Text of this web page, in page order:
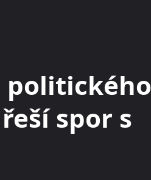
politického
spor s